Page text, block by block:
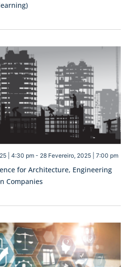
for Architecture, Engineering
Companies
| 4:30 pm- 28 Fevereiro, 2025 | 7:00 pm